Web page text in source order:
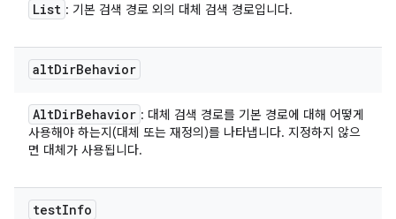
List : 기본 검색 경로 외의 대체 검색 경로입니다.
altDirBehavior
AltDirBehavior : 대체 검색 경로를 기본 경로에 대해 어떻게
사용해야 하는지(대체 또는 재정의)를 나타냅니다. 지정하지 않으
면 대체가 사용됩니다.
testInfo